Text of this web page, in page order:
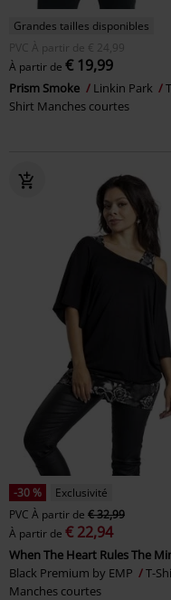
Grandes tailles disponibles
PVC
À partir de € 24,99
À partir de € 19,99
Prism Smoke Linkin Park
Shirt Manches courtes
-30 %
Exclusivité
PVC À partir de € 32,99
À partir de € 22,94
When The Heart Rules The
Black Premium by EMP
T-
Manches courtes